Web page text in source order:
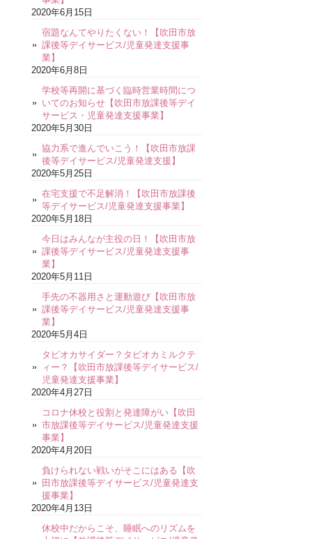
2020年6月15日
宿題なんてやりたくない！【吹田市放
課後等デイサービス/児童発達支援事
業】
2020年6月8日
学校等再開に基づく臨時営業時間につ
いてのお知らせ【吹田市放課後等デイ
サービス・児童発達支援事業】
2020年5月30日
協力系で進んでいこう！【吹田市放課
後等デイサービス/児童発達支援】
2020年5月25日
在宅支援で不足解消！【吹田市放課後
等デイサービス/児童発達支援事業】
2020年5月18日
今日はみんなが主役の日！【吹田市放
課後等デイサービス/児童発達支援事
業】
2020年5月11日
手先の不器用さと運動遊び【吹田市放
課後等デイサービス/児童発達支援事
業】
2020年5月4日
タピオカサイダー？タピオカミルクテ
ィー？【吹田市放課後等デイサービス/
児童発達支援事業】
2020年4月27日
コロナ休校と役割と発達障がい【吹田
市放課後等デイサービス/児童発達支援
事業】
2020年4月20日
負けられない戦いがそこにはある【吹
田市放課後等デイサービス/児童発達支
援事業】
2020年4月13日
休校中だからこそ、睡眠へのリズムを